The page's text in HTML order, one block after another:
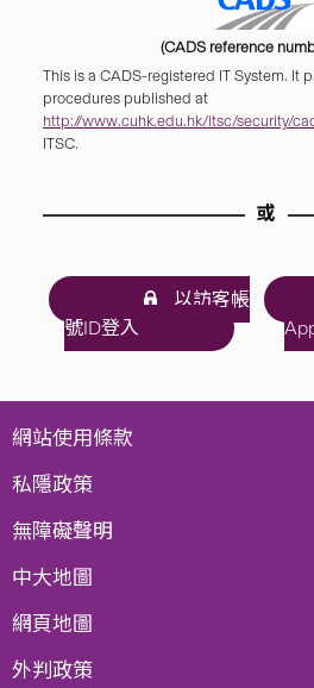
(CADS reference
This is a CADS-registered IT System. It
procedures published at
http://www.cuhk.edu.hk/itsc/security/
ITSC.
或
以訪客帳
號ID登入
網站使用條款
私隱政策
無障礙聲明
中大地圖
網頁地圖
外判政策